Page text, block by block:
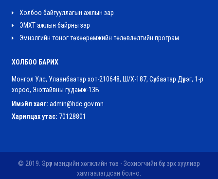
Холбоо байгууллагын ажлын зар
ЭМХТ ажлын байрны зар
Эмнэлгийн тоног төхөөрөмжийн төлөвлөлтийн програм
ХОЛБОО БАРИХ
Монгол Улс, Улаанбаатар хот-210648, Ш/Х-187, Сүхбаатар Дүүрэг, 1-р
хороо, Энхтайвны гудамж-13Б
Имэйл хаяг: admin@hdc.gov.mn
Харилцах утас: 70128801
© 2019. Эрүүл мэндийн хөгжлийн төв - Зохиогчийн бүх эрх хуулиар
хамгаалагдсан болно.